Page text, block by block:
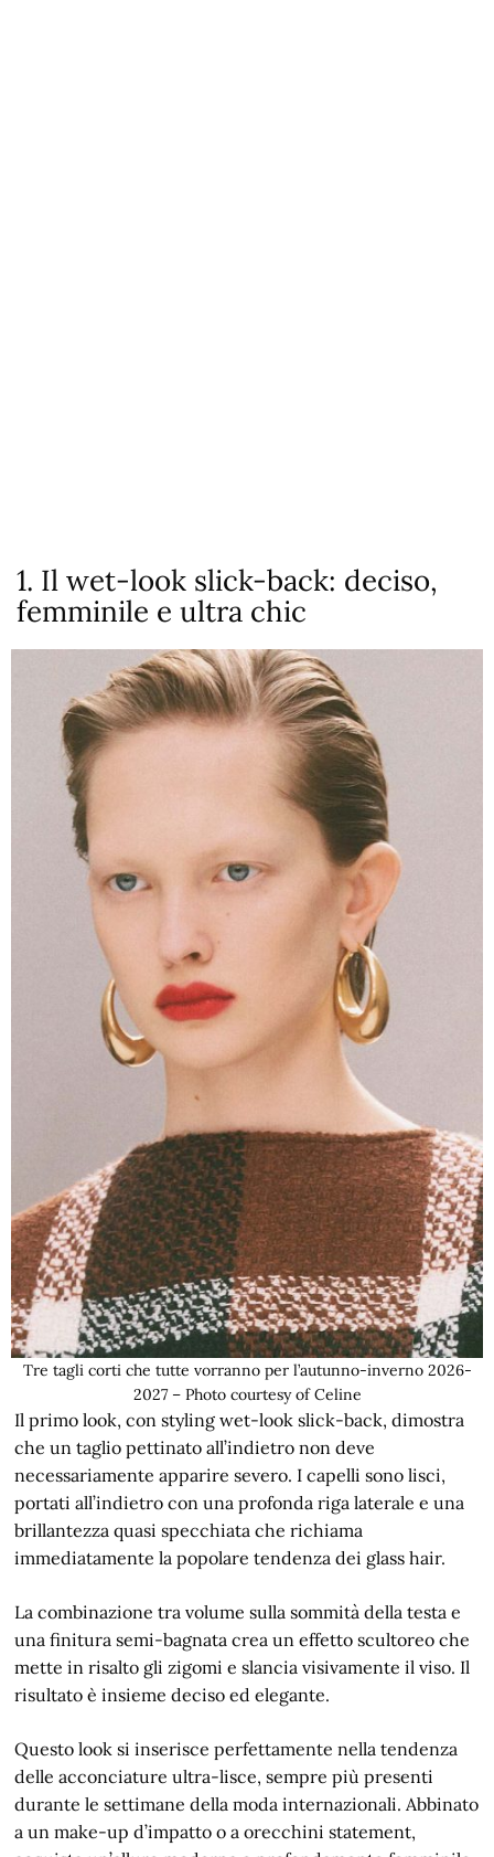
1. Il wet-look slick-back: deciso,
femminile e ultra chic
Tre tagli corti che tutte vorranno per l’autunno-inverno 2026-
2027 – Photo courtesy of Celine
Il primo look, con styling wet-look slick-back, dimostra
che un taglio pettinato all’indietro non deve
necessariamente apparire severo. I capelli sono lisci,
portati all’indietro con una profonda riga laterale e una
brillantezza quasi specchiata che richiama
immediatamente la popolare tendenza dei glass hair.
La combinazione tra volume sulla sommità della testa e
una finitura semi-bagnata crea un effetto scultoreo che
mette in risalto gli zigomi e slancia visivamente il viso. Il
risultato è insieme deciso ed elegante.
Questo look si inserisce perfettamente nella tendenza
delle acconciature ultra-lisce, sempre più presenti
durante le settimane della moda internazionali. Abbinato
a un make-up d’impatto o a orecchini statement,